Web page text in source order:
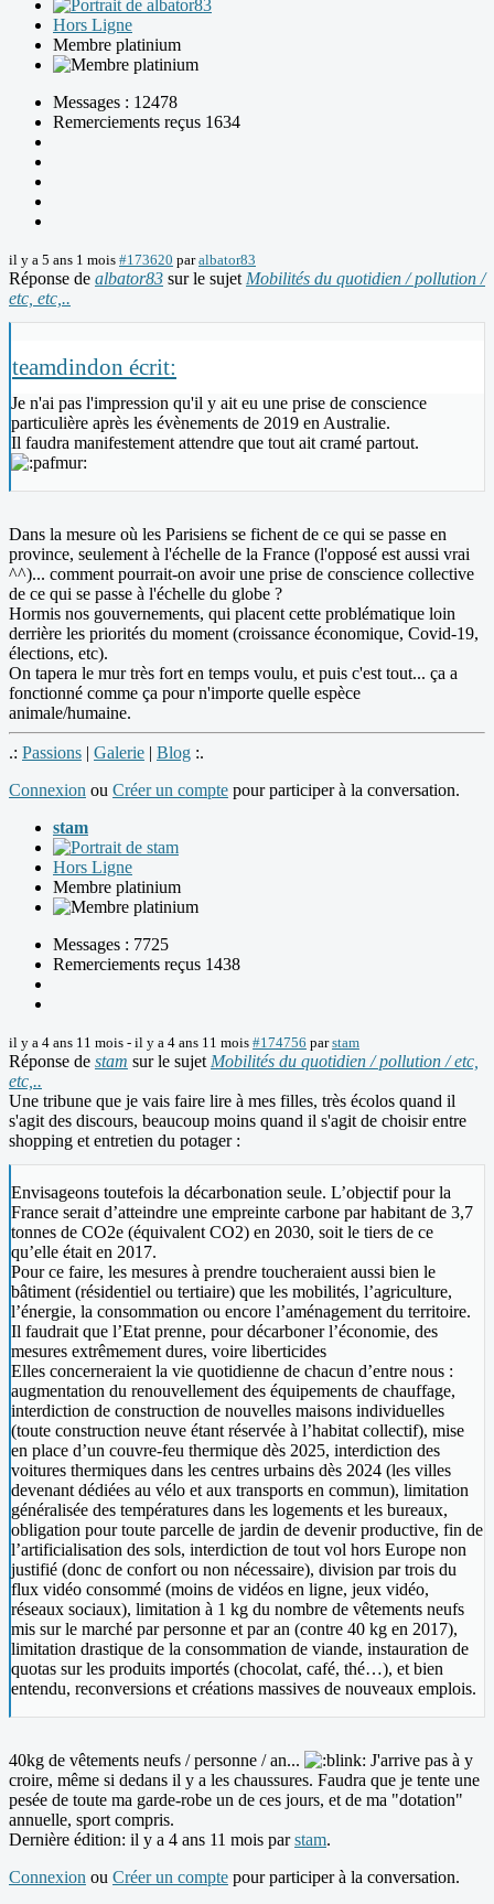
Hors Ligne
Membre platinium
Messages : 12478
Remerciements reçus 1634
il y a 5 ans 1 mois #173620 paralbator83
Réponse de albator83 sur le sujet Mobilités du quotidien / pollution /
etc, etc,..
teamdindon écrit:
Je n'ai pas l'impression qu'il y ait eu une prise de conscience
particulière après les évènements de 2019 en Australie.
Il faudra manifestement attendre que tout ait cramé partout.
Dans la mesure où les Parisiens se fichent de ce qui se passe en
province, seulement à l'échelle de la France (l'opposé est aussi vrai
^^)... comment pourrait-on avoir une prise de conscience collective
de ce qui se passe à l'échelle du globe ?
Hormis nos gouvernements, qui placent cette problématique loin
derrière les priorités du moment (croissance économique, Covid-19,
élections, etc).
On tapera le mur très fort en temps voulu, et puis c'est tout... ça a
fonctionné comme ça pour n'importe quelle espèce
animale/humaine.
.: Passions | Galerie | Blog :.
Connexion ou Créer un compte pour participer à la conversation.
stam
Hors Ligne
Membre platinium
Messages : 7725
Remerciements reçus 1438
il y a 4 ans 11 mois - il y a 4 ans 11 mois #174756 parstam
Réponse de stam sur le sujet Mobilités du quotidien / pollution / etc,
etc,..
Une tribune que je vais faire lire à mes filles, très écolos quand il
s'agit des discours, beaucoup moins quand il s'agit de choisir entre
shopping et entretien du potager :
Envisageons toutefois la décarbonation seule. L’objectif pour la
France serait d’atteindre une empreinte carbone par habitant de 3,7
tonnes de CO2e (équivalent CO2) en 2030, soit le tiers de ce
qu’elle était en 2017.
Pour ce faire, les mesures à prendre toucheraient aussi bien le
bâtiment (résidentiel ou tertiaire) que les mobilités, l’agriculture,
l’énergie, la consommation ou encore l’aménagement du territoire.
Il faudrait que l’Etat prenne, pour décarboner l’économie, des
mesures extrêmement dures, voire liberticides
Elles concerneraient la vie quotidienne de chacun d’entre nous :
augmentation du renouvellement des équipements de chauffage,
interdiction de construction de nouvelles maisons individuelles
(toute construction neuve étant réservée à l’habitat collectif), mise
en place d’un couvre-feu thermique dès 2025, interdiction des
voitures thermiques dans les centres urbains dès 2024 (les villes
devenant dédiées au vélo et aux transports en commun), limitation
généralisée des températures dans les logements et les bureaux,
obligation pour toute parcelle de jardin de devenir productive, fin de
l’artificialisation des sols, interdiction de tout vol hors Europe non
justifié (donc de confort ou non nécessaire), division par trois du
flux vidéo consommé (moins de vidéos en ligne, jeux vidéo,
réseaux sociaux), limitation à 1 kg du nombre de vêtements neufs
mis sur le marché par personne et par an (contre 40 kg en 2017),
limitation drastique de la consommation de viande, instauration de
quotas sur les produits importés (chocolat, café, thé…), et bien
entendu, reconversions et créations massives de nouveaux emplois.
40kg de vêtements neufs / personne / an...
J'arrive pas à y
croire, même si dedans il y a les chaussures. Faudra que je tente une
pesée de toute ma garde-robe un de ces jours, et de ma "dotation"
annuelle, sport compris.
Dernière édition: il y a 4 ans 11 mois parstam.
Connexion ou Créer un compte pour participer à la conversation.